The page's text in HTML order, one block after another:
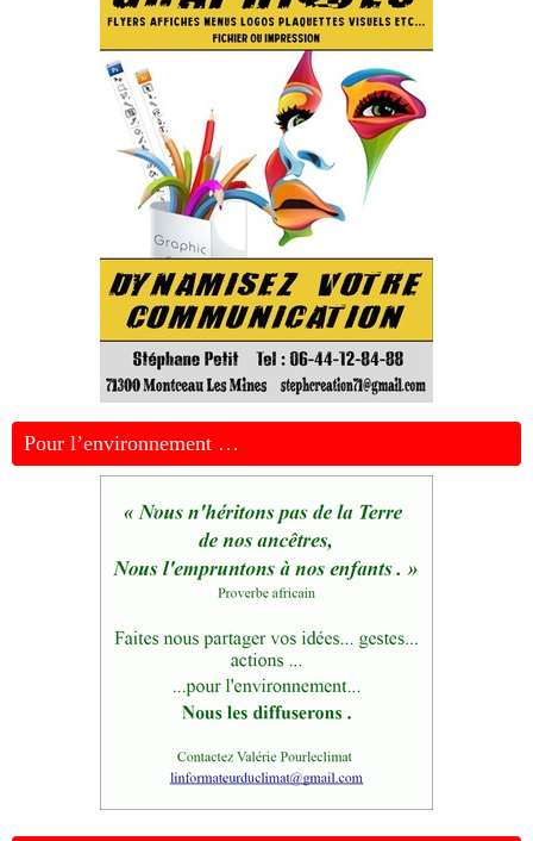
Pour l’environnement …